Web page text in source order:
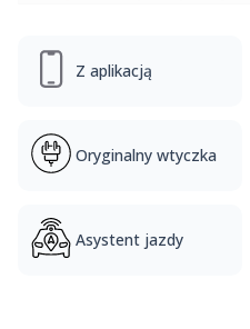
Z aplikacją
Oryginalny wtyczka
Asystent jazdy